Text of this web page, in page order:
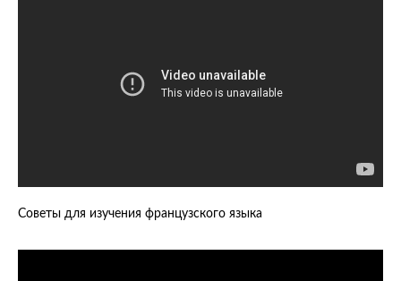
Советы для изучения французского языка